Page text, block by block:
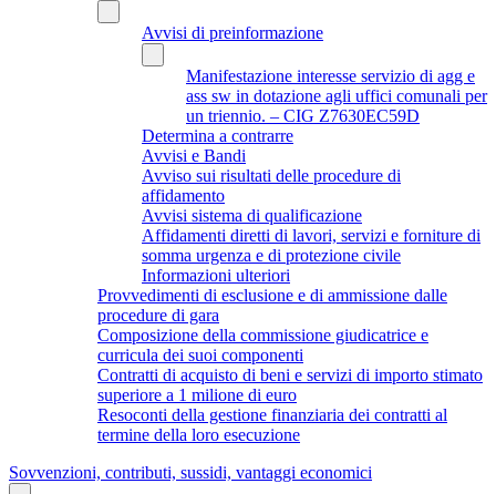
Avvisi di preinformazione
Manifestazione interesse servizio di agg e
ass sw in dotazione agli uffici comunali per
un triennio. – CIG Z7630EC59D
Determina a contrarre
Avvisi e Bandi
Avviso sui risultati delle procedure di
affidamento
Avvisi sistema di qualificazione
Affidamenti diretti di lavori, servizi e forniture di
somma urgenza e di protezione civile
Informazioni ulteriori
Provvedimenti di esclusione e di ammissione dalle
procedure di gara
Composizione della commissione giudicatrice e
curricula dei suoi componenti
Contratti di acquisto di beni e servizi di importo stimato
superiore a 1 milione di euro
Resoconti della gestione finanziaria dei contratti al
termine della loro esecuzione
Sovvenzioni, contributi, sussidi, vantaggi economici